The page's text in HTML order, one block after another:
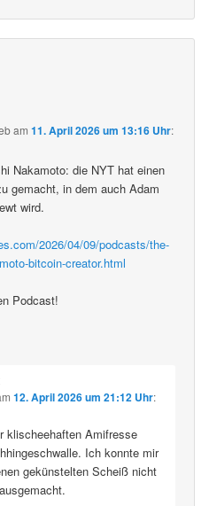
am11. April 2026 um 13:16 Uhr:
Nakamoto: die NYT hat einen
gemacht, in dem auch Adam
wird.
2026/04/09/podcasts/the-
bitcoin-creator.html
Podcast!
12. April 2026 um 21:12 Uhr:
klischeehaften Amifresse
Ich konnte mir
gekünstelten Scheiß nicht